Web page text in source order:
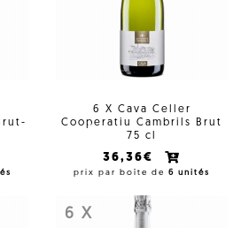
6 X Cava Celler
Cooperatiu Cambrils Brut
75 cl
36,36€
prix par boîte de 6 unités
6 X